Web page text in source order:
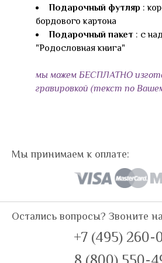
Подарочный футляр :
бордового картона
Подарочный пакет : с
"Родословная книга"
мы можем БЕСПЛАТНО
гравировкой (текст по
Мы принимаем к оплате:
Остались вопросы? Звоните
+7 (495) 260-
8 (800) 550-